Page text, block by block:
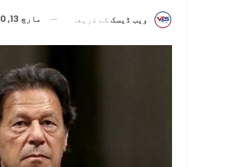
ویب ڈیسک کے ذریعہ مارچ 13, 2020